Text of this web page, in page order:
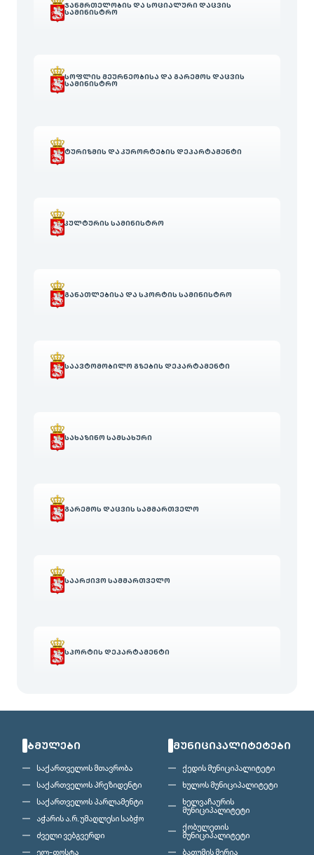
ᲯᲐᲜᲛᲠᲗᲔᲚᲝᲑᲘᲡ ᲓᲐ ᲡᲝᲪᲘᲐᲚᲣᲠᲘ ᲓᲐᲪᲕᲘᲡ
ᲡᲐᲛᲘᲜᲘᲡᲢᲠᲝ
ᲡᲝᲤᲚᲘᲡ ᲛᲔᲣᲠᲜᲔᲝᲑᲘᲡᲐ ᲓᲐ ᲒᲐᲠᲔᲛᲝᲡ ᲓᲐᲪᲕᲘᲡ
ᲡᲐᲛᲘᲜᲘᲡᲢᲠᲝ
ᲢᲣᲠᲘᲖᲛᲘᲡ ᲓᲐ ᲙᲣᲠᲝᲠᲢᲔᲑᲘᲡ ᲓᲔᲞᲐᲠᲢᲐᲛᲔᲜᲢᲘ
ᲙᲣᲚᲢᲣᲠᲘᲡ ᲡᲐᲛᲘᲜᲘᲡᲢᲠᲝ
ᲒᲐᲜᲐᲗᲚᲔᲑᲘᲡᲐ ᲓᲐ ᲡᲞᲝᲠᲢᲘᲡ ᲡᲐᲛᲘᲜᲘᲡᲢᲠᲝ
ᲡᲐᲐᲕᲢᲝᲛᲝᲑᲘᲚᲝ ᲒᲖᲔᲑᲘᲡ ᲓᲔᲞᲐᲠᲢᲐᲛᲔᲜᲢᲘ
ᲡᲐᲮᲐᲖᲘᲜᲝ ᲡᲐᲛᲡᲐᲮᲣᲠᲘ
ᲒᲐᲠᲔᲛᲝᲡ ᲓᲐᲪᲕᲘᲡ ᲡᲐᲛᲛᲐᲠᲗᲕᲔᲚᲝ
ᲡᲐᲐᲠᲥᲘᲕᲝ ᲡᲐᲛᲛᲐᲠᲗᲕᲔᲚᲝ
ᲡᲞᲝᲠᲢᲘᲡ ᲓᲔᲞᲐᲠᲢᲐᲛᲔᲜᲢᲘ
ᲑᲛᲣᲚᲔᲑᲘ
საქართველოს მთავრობა
საქართველოს პრეზიდენტი
საქართველოს პარლამენტი
აჭარის ა.რ. უმაღლესი საბჭო
ძველი ვებგვერდი
ელ-ფოსტა
ᲛᲣᲜᲘᲪᲘᲞᲐᲚᲘᲢᲔᲢᲔᲑᲘ
ქედის მუნიციპალიტეტი
ხულოს მუნიციპალიტეტი
ხელვაჩაურის
მუნიციპალიტეტი
ქობულეთის
მუნიციპალიტეტი
ბათუმის მერია